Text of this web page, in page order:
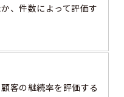
、件数によって評価す
客の継続率を評価する